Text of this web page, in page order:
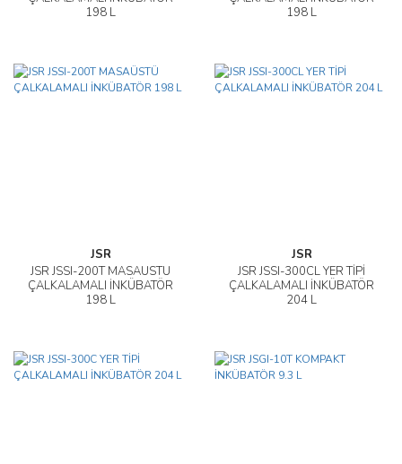
198 L
198 L
JSR
JSR JSSI-200T MASAÜSTÜ
ÇALKALAMALI İNKÜBATÖR
198 L
JSR
JSR JSSI-300CL YER TİPİ
ÇALKALAMALI İNKÜBATÖR
204 L